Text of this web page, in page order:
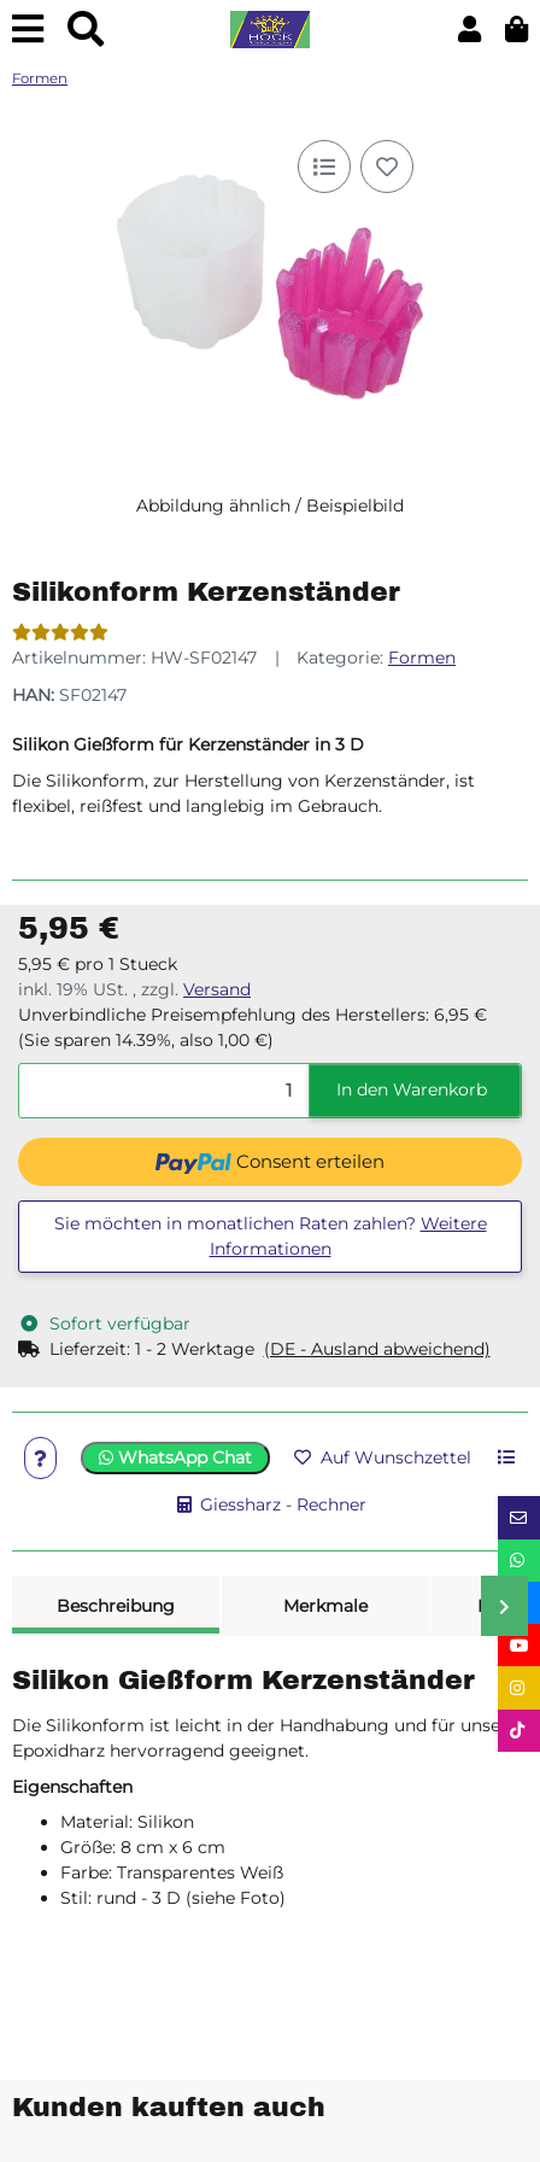
Formen
Abbildung ähnlich / Beispielbild
Silikonform Kerzenständer
Artikelnummer: HW-SF02147 Kategorie: Formen
HAN: SF02147
Silikon Gießform für Kerzenständer in 3 D
Die Silikonform, zur Herstellung von Kerzenständer, ist
flexibel, reißfest und langlebig im Gebrauch.
5,95 €
5,95 € pro 1 Stueck
inkl. 19% USt. , zzgl. Versand
Unverbindliche Preisempfehlung des Herstellers: 6,95 €
(Sie sparen 14.39%, also 1,00 €)
In den Warenkorb
Consent erteilen
Sie möchten in monatlichen Raten zahlen? Weitere
Informationen
Sofort verfügbar
Lieferzeit: 1 - 2 Werktage (DE - Ausland abweichend)
WhatsApp Chat Auf Wunschzettel
Giessharz - Rechner
Beschreibung
Merkmale
Silikon Gießform Kerzenständer
Die Silikonform ist leicht in der Handhabung und für unser
Epoxidharz hervorragend geeignet.
Eigenschaften
Material: Silikon
Größe: 8 cm x 6 cm
Farbe: Transparentes Weiß
Stil: rund - 3 D (siehe Foto)
Kunden kauften auch